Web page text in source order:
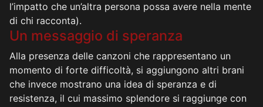
l’impatto che un’altra persona possa avere nella mente
di chi racconta).
Un messaggio di speranza
Alla presenza delle canzoni che rappresentano un
momento di forte difficoltà, si aggiungono altri brani
che invece mostrano una idea di speranza e di
resistenza, il cui massimo splendore si raggiunge con